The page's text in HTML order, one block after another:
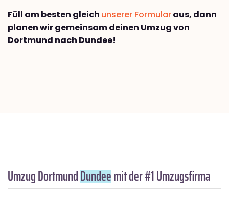
Füll am besten gleich unserer Formularaus, dann
planen wir gemeinsam deinen Umzug von
Dortmund nach Dundee!
Umzug DortmundDundeemit der #1 Umzugsfirma